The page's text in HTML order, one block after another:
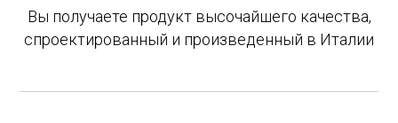
Вы получаете продукт высочайшего качества,
спроектированный и произведенный в Италии